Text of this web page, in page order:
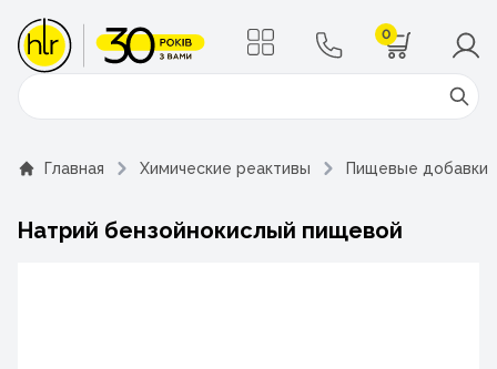
0
Поиск
Главная Химические реактивы Пищевые добавки
Натрий бензойнокислый пищевой